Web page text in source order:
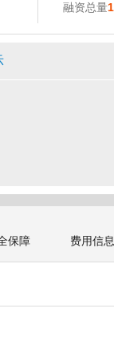
融资总量
保障 费用信息